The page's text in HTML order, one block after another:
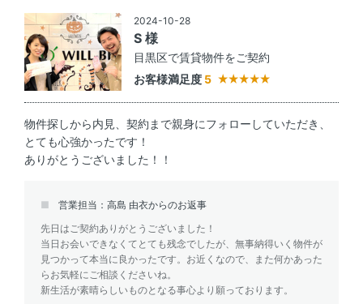
2024-10-28
S 様
目黒区で賃貸物件をご契約
お客様満足度 5
物件探しから内見、契約まで親身にフォローしていただき、
とても心強かったです！
ありがとうございました！！
営業担当：高島 由衣からのお返事
先日はご契約ありがとうございました！
当日お会いできなくてとても残念でしたが、無事納得いく物件が
見つかって本当に良かったです。お近くなので、また何かあった
らお気軽にご相談くださいね。
新生活が素晴らしいものとなる事心より願っております。